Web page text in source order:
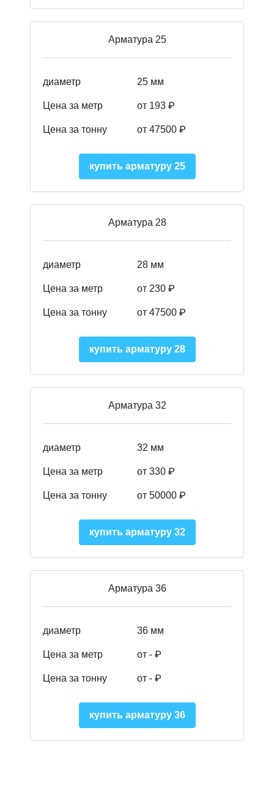
Арматура 25
диаметр 25 мм
Цена за метр от 193 ₽
Цена за тонну от 47500 ₽
купить арматуру 25
Арматура 28
диаметр 28 мм
Цена за метр от 230 ₽
Цена за тонну от 47500 ₽
купить арматуру 28
Арматура 32
диаметр 32 мм
Цена за метр от 330 ₽
Цена за тонну от 50000 ₽
купить арматуру 32
Арматура 36
диаметр 36 мм
Цена за метр от - ₽
Цена за тонну от - ₽
купить арматуру 36